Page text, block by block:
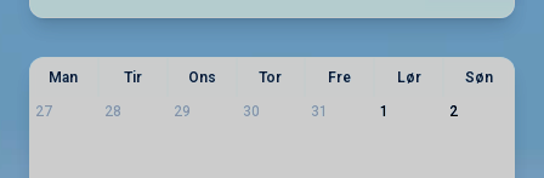
Man Tir Ons Tor Fre Lør
Søn
27
28 29 30 31 1 2